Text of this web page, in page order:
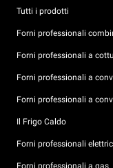
Tutti i prodotti
Forni professionali
Forni professionali a
Forni professionali a
Forni professionali a
Il Frigo Caldo
Forni professionali